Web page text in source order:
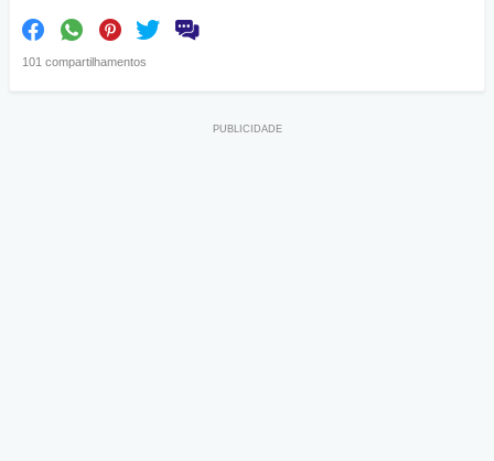
101 compartilhamentos